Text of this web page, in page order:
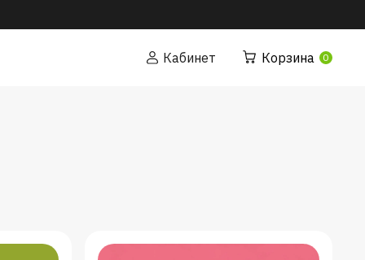
Кабинет Корзина 0